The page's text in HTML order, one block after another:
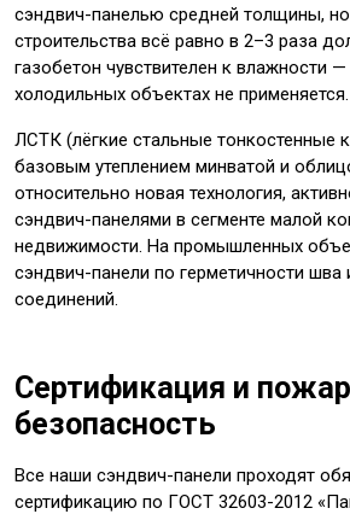
сэндвич-панелью средней толщины,
строительства всё равно в 2–3 раза
газобетон чувствителен к влажности
холодильных объектах не применяется.
ЛСТК (лёгкие стальные тонкостенные
базовым утеплением минватой и
относительно новая технология,
сэндвич-панелями в сегменте малой
недвижимости. На промышленных
сэндвич-панели по герметичности шва
соединений.
Сертификация и
безопасность
Все наши сэндвич-панели проходят
сертификацию по ГОСТ 32603-2012